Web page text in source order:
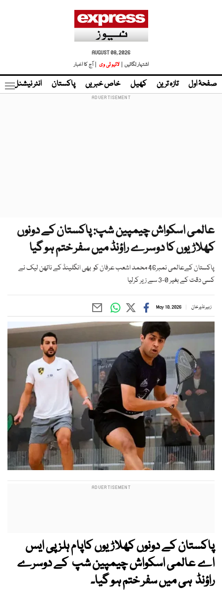
AUGUST 08, 2026
اشتہار لگائیں |
لائیو ٹی وی | آج کا اخبار
صفحۂ اول تازہ ترین کھیل خاص خبریں پاکستان انٹر نیشنل
عالمی اسکواش چیمپین شپ: پاکستان کے دونوں
کھلاڑیوں کا دوسرے راؤنڈ میں سفر ختم ہو گیا
پاکستان کےعالمی نمبر46 محمد اشعب عرفان کو بھی انگلینڈ کے ناتھن لیک نے
کسی دقت کے بغیر 0-3 سے زیر کرلیا
زبیر نذیر خان May 10, 2026
پاکستان کے دونوں کھلاڑیوں کاپام ہلز پی ایس
اے عالمی اسکواش چیمپین شپ کے دوسرے
راؤنڈ ہی میں سفر ختم ہو گیا۔